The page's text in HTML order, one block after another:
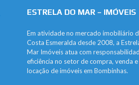
ESTRELA DO MAR – IMÓVEIS
Em atividade no mercado imobiliário
Costa Esmeralda desde 2008, a
Mar Imóveis atua com
eficiência no setor de compra, venda e
locação de imóveis em Bombinhas.